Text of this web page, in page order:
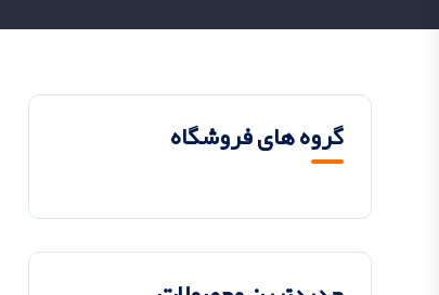
گروه های فروشگاه